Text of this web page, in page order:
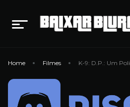
Home Filmes K-9: D.P.: Um